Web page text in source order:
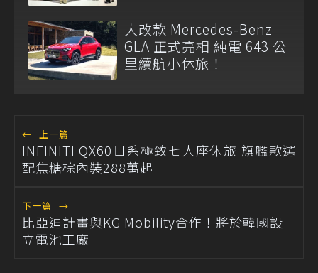
大改款 Mercedes-Benz
GLA 正式亮相 純電 643 公
里續航小休旅！
← 上一篇
INFINITI QX60日系極致七人座休旅 旗艦款選
配焦糖棕內裝288萬起
下一篇 →
比亞迪計畫與KG Mobility合作！將於韓國設
立電池工廠